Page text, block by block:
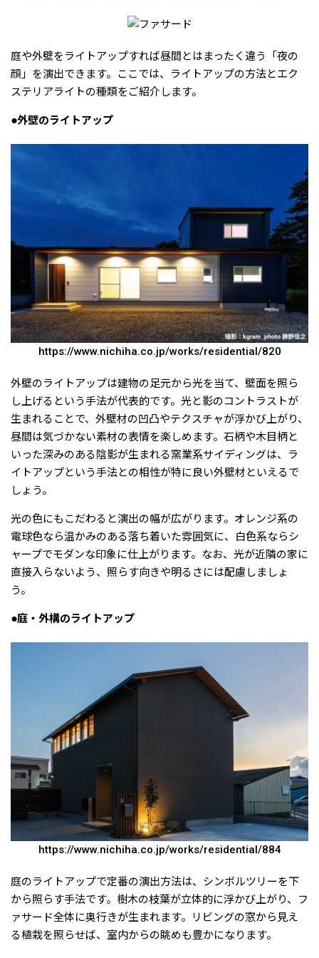
庭や外壁をライトアップすれば昼間とはまったく違う「夜の
顔」を演出できます。ここでは、ライトアップの方法とエク
ステリアライトの種類をご紹介します。
●外壁のライトアップ
https://www.nichiha.co.jp/works/residential/820
外壁のライトアップは建物の足元から光を当て、壁面を照ら
し上げるという手法が代表的です。光と影のコントラストが
生まれることで、外壁材の凹凸やテクスチャが浮かび上がり、
昼間は気づかない素材の表情を楽しめます。石柄や木目柄と
いった深みのある陰影が生まれる窯業系サイディングは、ラ
イトアップという手法との相性が特に良い外壁材といえるで
しょう。
光の色にもこだわると演出の幅が広がります。オレンジ系の
電球色なら温かみのある落ち着いた雰囲気に、白色系ならシ
ャープでモダンな印象に仕上がります。なお、光が近隣の家に
直接入らないよう、照らす向きや明るさには配慮しましょ
う。
●庭・外構のライトアップ
https://www.nichiha.co.jp/works/residential/884
庭のライトアップで定番の演出方法は、シンボルツリーを下
から照らす手法です。樹木の枝葉が立体的に浮かび上がり、フ
ァサード全体に奥行きが生まれます。リビングの窓から見え
る植栽を照らせば、室内からの眺めも豊かになります。